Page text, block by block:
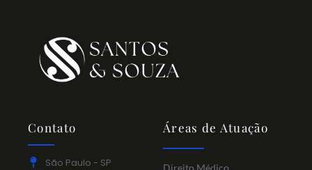
Contato
São Paulo - SP
Áreas de Atuação
Direito Médico